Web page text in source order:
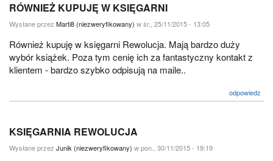
RÓWNIEŻ KUPUJĘ W KSIĘGARNI
Wysłane przez Marti8 (niezweryfikowany) w śr., 25/11/2015 - 13:05
Również kupuję w księgarni Rewolucja. Mają bardzo duży
wybór książek. Poza tym cenię ich za fantastyczny kontakt z
klientem - bardzo szybko odpisują na maile..
odpowiedz
KSIĘGARNIA REWOLUCJA
Wysłane przez Junik (niezweryfikowany) w pon., 30/11/2015 - 19:19